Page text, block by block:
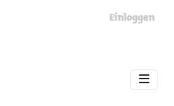
Einloggen